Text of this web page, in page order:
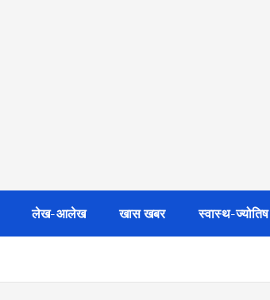
लेख-आलेख खास खबर स्वास्थ-ज्योतिष